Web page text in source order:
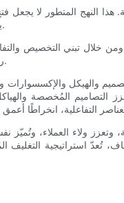
يدفع العلامة التجارية إلى الأمام كعلامة مبتكرة تركز على العملاء.
خلال تبني التخصيص
رحلة تفاعلية تعزز التعرف على العملاء وولائهم وقيمتهم الإجمالية.
والهيكل
التصاميم المُخصصة
ولاء العملاء، وتُميّز
تُعدّ استراتيجية التغليف